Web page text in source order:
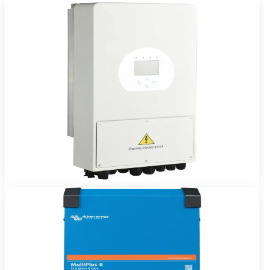
Onduleur hybride Deye 3,6 kW monophasé — solaire, batterie,
Commander sur WhatsApp
En stock
Onduleurs & Chargeurs